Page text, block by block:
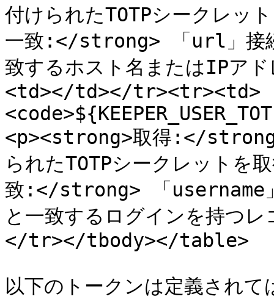
付けられたTOTPシークレ
一致:</strong> 「url」接続
致するホスト名またはIPア
<td></td></tr><tr><td>
<p><strong>取得:</
られたTOTPシークレット
致:</strong> 「username
と一致するログインを持
</tr></tbody></table>
以下のトークンは定義されて